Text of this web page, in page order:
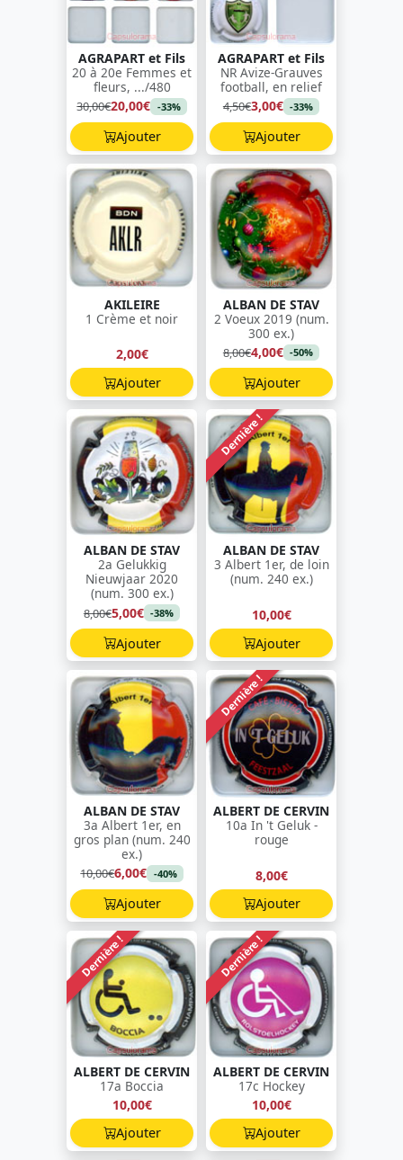
AGRAPART et Fils
20 à 20e Femmes et
fleurs, .../480
30,00€20,00€ -33%
Ajouter
AGRAPART et Fils
NR Avize-Grauves
football, en relief
4,50€3,00€ -33%
Ajouter
AKILEIRE
1 Crème et noir
2,00€
Ajouter
ALBAN DE STAV
2 Voeux 2019 (num.
300 ex.)
8,00€4,00€ -50%
Ajouter
ALBAN DE STAV
2a Gelukkig
Nieuwjaar 2020
(num. 300 ex.)
8,00€5,00€ -38%
Ajouter
Dernière !
ALBAN DE STAV
3 Albert 1er, de loin
(num. 240 ex.)
10,00€
Ajouter
ALBAN DE STAV
3a Albert 1er, en
gros plan (num. 240
ex.)
10,00€6,00€ -40%
Ajouter
Dernière !
ALBERT DE CERVIN
10a In 't Geluk -
rouge
8,00€
Ajouter
Dernière !
ALBERT DE CERVIN
17a Boccia
10,00€
Ajouter
Dernière !
ALBERT DE CERVIN
17c Hockey
10,00€
Ajouter